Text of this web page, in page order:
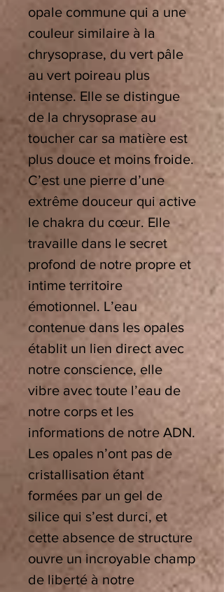
opale commune qui a une
couleur similaire à la
chrysoprase, du vert pâle
au vert poireau plus
intense. Elle se distingue
de la chrysoprase au
toucher car sa matière est
plus douce et moins froide.
C’est une pierre d’une
extrême douceur qui active
le chakra du cœur. Elle
travaille dans le secret
profond de notre propre et
intime territoire
émotionnel. L’eau
contenue dans les opales
établit un lien direct avec
notre conscience, elle
vibre avec toute l’eau de
notre corps et les
informations de notre ADN.
Les opales n’ont pas de
cristallisation étant
formées par un gel de
silice qui s’est durci, et
cette absence de structure
ouvre un incroyable champ
de liberté à notre